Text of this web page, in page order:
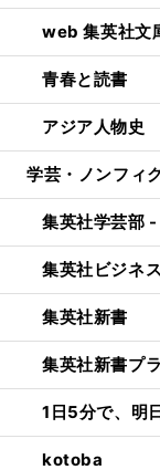
web 集英社文
青春と読書
アジア人物史
学芸・ノンフィ
集英社学芸部
集英社ビジネ
集英社新書
集英社新書プ
1日5分で、明
kotoba